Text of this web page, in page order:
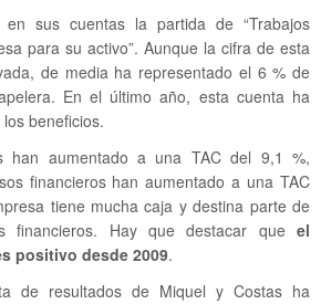
en sus cuentas la partida de “Trabajos
para su activo”. Aunque la cifra de esta
de media ha representado el 6 % de
En el último año, esta cuenta ha
beneficios.
han aumentado a una TAC del 9,1 %,
financieros han aumentado a una TAC
tiene mucha caja y destina parte de
financieros. Hay que destacar que el
positivo desde 2009.
de resultados de Miquel y Costas ha